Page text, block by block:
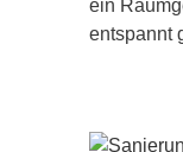
ein
entspannt